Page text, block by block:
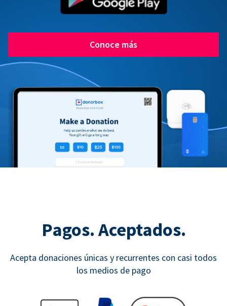
Conoce más
Pagos. Aceptados.
Acepta donaciones únicas y recurrentes con casi todos
los medios de pago